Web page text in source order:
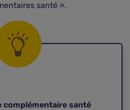
santé ».
complémentaire santé